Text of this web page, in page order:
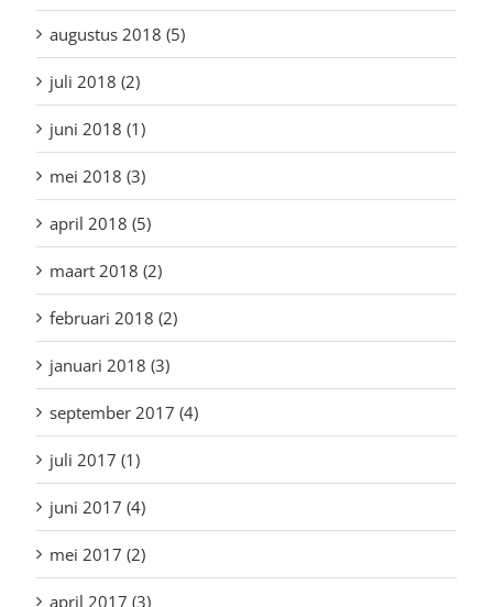
augustus 2018 (5)
juli 2018 (2)
juni 2018 (1)
mei 2018 (3)
april 2018 (5)
maart 2018 (2)
februari 2018 (2)
januari 2018 (3)
september 2017 (4)
juli 2017 (1)
juni 2017 (4)
mei 2017 (2)
april 2017 (3)